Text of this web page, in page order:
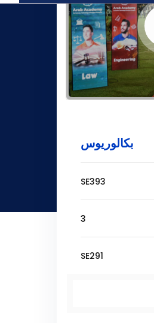
بكالوريوس
SE393
3
SE291